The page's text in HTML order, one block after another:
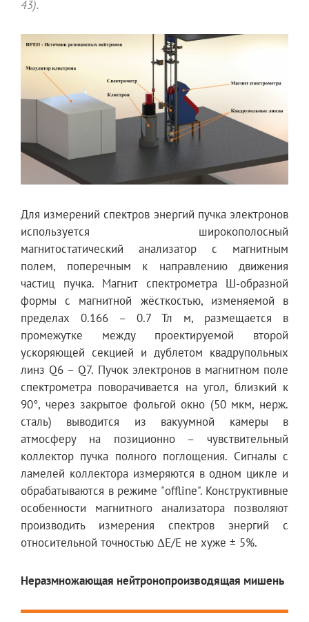
43).
Для измерений спектров энергий пучка электронов
используется широкополосный
магнитостатический анализатор с магнитным
полем, поперечным к направлению движения
частиц пучка. Магнит спектрометра Ш-образной
формы с магнитной жёсткостью, изменяемой в
пределах 0.166 – 0.7 Тл м, размещается в
промежутке между проектируемой второй
ускоряющей секцией и дублетом квадрупольных
линз Q6 – Q7. Пучок электронов в магнитном поле
спектрометра поворачивается на угол, близкий к
90°, через закрытое фольгой окно (50 мкм, нерж.
сталь) выводится из вакуумной камеры в
атмосферу на позиционно – чувствительный
коллектор пучка полного поглощения. Сигналы с
ламелей коллектора измеряются в одном цикле и
обрабатываются в режиме "offline". Конструктивные
особенности магнитного анализатора позволяют
производить измерения спектров энергий с
относительной точностью ΔE/Е не хуже ± 5%.
Неразмножающая нейтронопроизводящая мишень